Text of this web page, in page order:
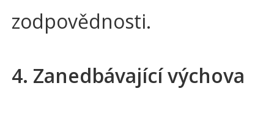
zodpovědnosti.
4. Zanedbávající výchova